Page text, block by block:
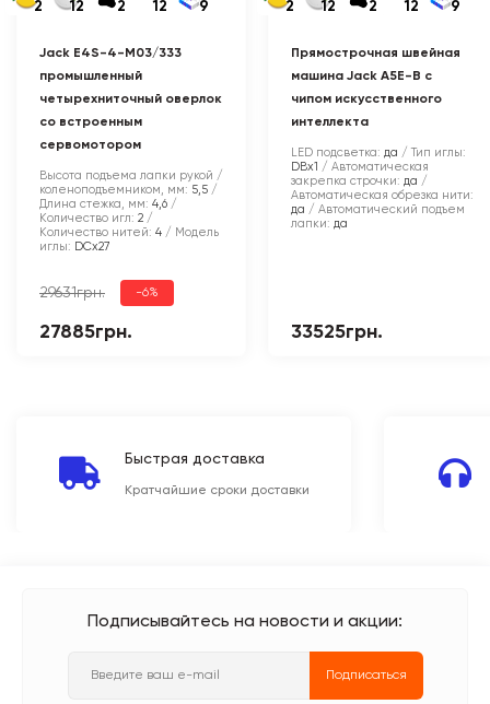
2 12 2 12 9
Jack E4S-4-M03/333
промышленный
четырехниточный оверлок
со встроенным
сервомотором
Высота подъема лапки рукой /
коленоподъемником, мм: 5,5
Длина стежка, мм: 4,6
Количество игл: 2
Количество нитей: 4
Модель
иглы: DCx27
29631грн. -6%
27885грн.
2 12 2 12 9
Прямострочная швейная
машина Jack A5E-B с
чипом искусственного
интеллекта
LED подсветка: да
Тип иглы:
DBx1
Автоматическая
закрепка строчки: да
Автоматическая обрезка нити:
да
Автоматический подъем
лапки: да
33525грн.
Быстрая доставка
Кратчайшие сроки доставки
Подписывайтесь на новости и акции:
Подписаться